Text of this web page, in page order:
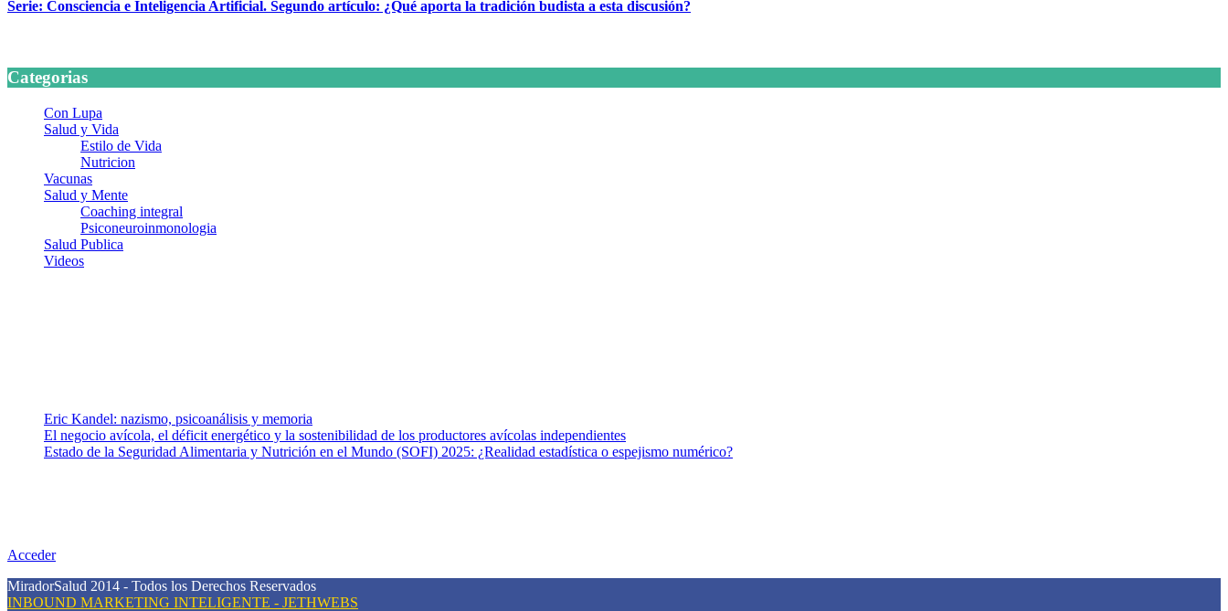
Serie: Consciencia e Inteligencia Artificial. Segundo artículo: ¿Qué aporta la tradición budista a esta discusión?
Categorias
Con Lupa
Salud y Vida
Estilo de Vida
Nutricion
Vacunas
Salud y Mente
Coaching integral
Psiconeuroinmonologia
Salud Publica
Videos
Eric Kandel: nazismo, psicoanálisis y memoria
El negocio avícola, el déficit energético y la sostenibilidad de los productores avícolas independientes
Estado de la Seguridad Alimentaria y Nutrición en el Mundo (SOFI) 2025: ¿Realidad estadística o espejismo numérico?
Acceder
MiradorSalud 2014 - Todos los Derechos Reservados
INBOUND MARKETING INTELIGENTE - JETHWEBS